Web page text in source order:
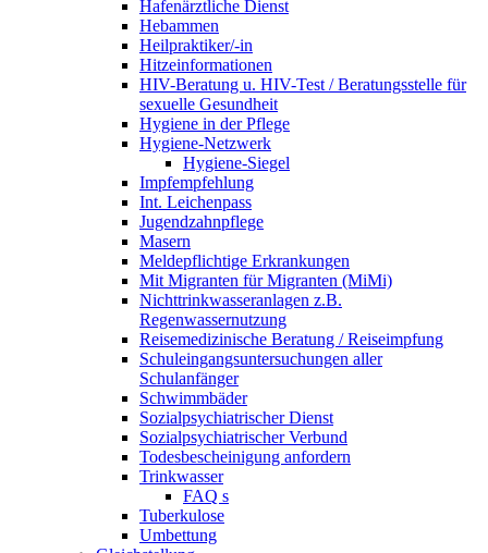
Hafenärztliche Dienst
Hebammen
Heilpraktiker/-in
Hitzeinformationen
HIV-Beratung u. HIV-Test / Beratungsstelle für
sexuelle Gesundheit
Hygiene in der Pflege
Hygiene-Netzwerk
Hygiene-Siegel
Impfempfehlung
Int. Leichenpass
Jugendzahnpflege
Masern
Meldepflichtige Erkrankungen
Mit Migranten für Migranten (MiMi)
Nichttrinkwasseranlagen z.B.
Regenwassernutzung
Reisemedizinische Beratung / Reiseimpfung
Schuleingangsuntersuchungen aller
Schulanfänger
Schwimmbäder
Sozialpsychiatrischer Dienst
Sozialpsychiatrischer Verbund
Todesbescheinigung anfordern
Trinkwasser
FAQ s
Tuberkulose
Umbettung